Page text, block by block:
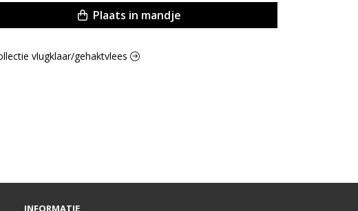
Plaats in mandje
vlugklaar/gehaktvlees
INFORMATIE